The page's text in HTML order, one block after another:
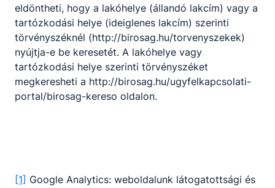
eldöntheti, hogy a lakóhelye (állandó lakcím) vagy a
tartózkodási helye (ideiglenes lakcím) szerinti
törvényszéknél (http://birosag.hu/torvenyszekek)
nyújtja-e be keresetét. A lakóhelye vagy
tartózkodási helye szerinti törvényszéket
megkeresheti a http://birosag.hu/ugyfelkapcsolati-
portal/birosag-kereso oldalon.
[1] Google Analytics: weboldalunk látogatottsági és